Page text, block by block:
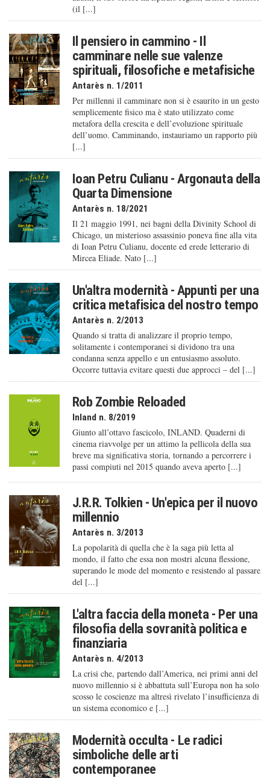
(il [...]
Il pensiero in cammino - Il
camminare nelle sue valenze
spirituali, filosofiche e metafisiche
Antarès n. 1/2011
Per millenni il camminare non si è esaurito in un gesto
semplicemente fisico ma è stato utilizzato come
metafora della crescita e dell’evoluzione spirituale
dell’uomo. Camminando, instauriamo un rapporto più
[...]
Ioan Petru Culianu - Argonauta della
Quarta Dimensione
Antarès n. 18/2021
Il 21 maggio 1991, nei bagni della Divinity School di
Chicago, un misterioso assassinio poneva fine alla vita
di Ioan Petru Culianu, docente ed erede letterario di
Mircea Eliade. Nato [...]
Un'altra modernità - Appunti per una
critica metafisica del nostro tempo
Antarès n. 2/2013
Quando si tratta di analizzare il proprio tempo,
solitamente i contemporanei si dividono tra una
condanna senza appello e un entusiasmo assoluto.
Occorre tuttavia evitare questi due approcci – del [...]
Rob Zombie Reloaded
Inland n. 8/2019
Giunto all’ottavo fascicolo, INLAND. Quaderni di
cinema riavvolge per un attimo la pellicola della sua
breve ma significativa storia, tornando a percorrere i
passi compiuti nel 2015 quando aveva aperto [...]
J.R.R. Tolkien - Un'epica per il nuovo
millennio
Antarès n. 3/2013
La popolarità di quella che è la saga più letta al
mondo, il fatto che essa non mostri alcuna flessione,
superando le mode del momento e resistendo al passare
del [...]
L'altra faccia della moneta - Per una
filosofia della sovranità politica e
finanziaria
Antarès n. 4/2013
La crisi che, partendo dall’America, nei primi anni del
nuovo millennio si è abbattuta sull’Europa non ha solo
scosso le coscienze ma altresì rivelato l’insufficienza di
un sistema economico e [...]
Modernità occulta - Le radici
simboliche delle arti
contemporanee